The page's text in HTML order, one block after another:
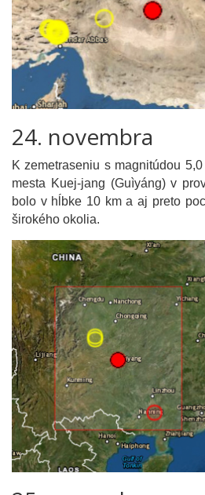
24. novembra
K zemetraseniu s magnitúdou
mesta Kuej-jang (Guìyáng) v
bolo v hĺbke 10 km a aj preto
širokého okolia.